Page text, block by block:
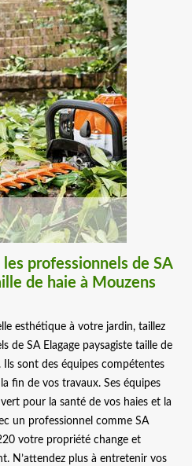
les professionnels de SA
de haie à Mouzens
esthétique à votre jardin, taillez
de SA Elagage paysagiste taille de
sont des équipes compétentes
fin de vos travaux. Ses équipes
pour la santé de vos haies et la
un professionnel comme SA
votre propriété change et
N’attendez plus à entretenir vos